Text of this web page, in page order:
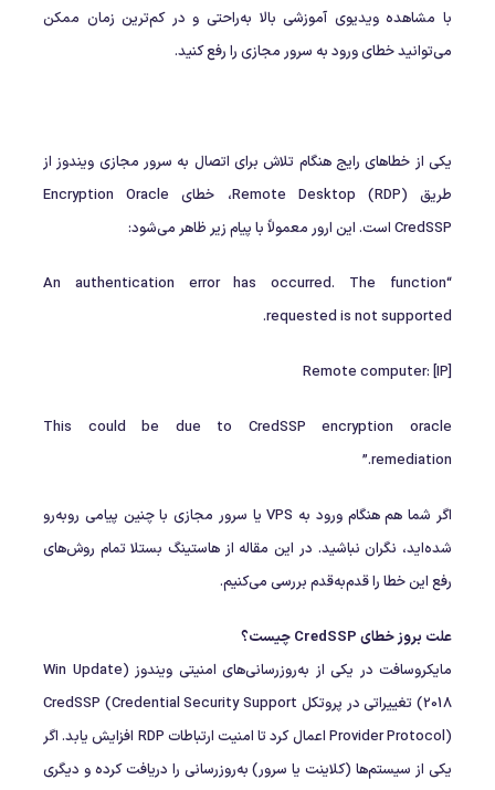
با مشاهده ویدیوی آموزشی بالا به‌راحتی و در کم‌ترین زمان ممکن
می‌توانید خطای ورود به سرور مجازی را رفع کنید.
یکی از خطاهای رایج هنگام تلاش برای اتصال به سرور مجازی ویندوز از
طریق Remote Desktop (RDP)، خطای Encryption Oracle
CredSSP است. این ارور معمولاً با پیام زیر ظاهر می‌شود:
“An authentication error has occurred. The function
requested is not supported.
Remote computer: [IP]
This could be due to CredSSP encryption oracle
remediation.”
اگر شما هم هنگام ورود به VPS یا سرور مجازی با چنین پیامی روبه‌رو
شده‌اید، نگران نباشید. در این مقاله از هاستینگ بستلا تمام روش‌های
رفع این خطا را قدم‌به‌قدم بررسی می‌کنیم.
علت بروز خطای CredSSP چیست؟
مایکروسافت در یکی از به‌روزرسانی‌های امنیتی ویندوز (Win Update
2018) تغییراتی در پروتکل CredSSP (Credential Security Support
Provider Protocol) اعمال کرد تا امنیت ارتباطات RDP افزایش یابد. اگر
یکی از سیستم‌ها (کلاینت یا سرور) به‌روزرسانی را دریافت کرده و دیگری